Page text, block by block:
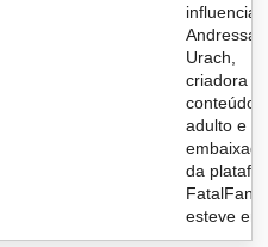
Andressa
Urach,
criadora
conteúdo
adulto e
da
FatalFans,
esteve